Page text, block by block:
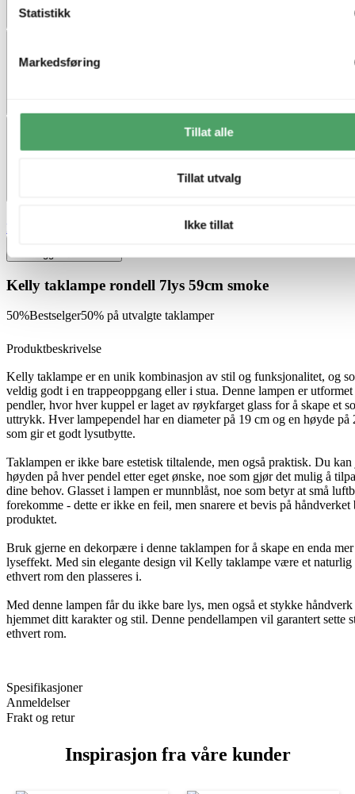
Statistikk
Markedsføring
Tillat alle
Tillat utvalg
Ikke tillat
Nova Life
Kelly taklampe rondell 7lys 59cm smoke
50%Bestselger50% på utvalgte taklamper
Produktbeskrivelse
Kelly taklampe er en unik kombinasjon av stil og funksjonalitet, og
veldig godt i en trappeoppgang eller i stua. Denne lampen er
pendler, hvor hver kuppel er laget av røykfarget glass for å skape et
uttrykk. Hver lampependel har en diameter på 19 cm og en høyde på
som gir et godt lysutbytte.
Taklampen er ikke bare estetisk tiltalende, men også praktisk. Du kan
høyden på hver pendel etter eget ønske, noe som gjør det mulig å
dine behov. Glasset i lampen er munnblåst, noe som betyr at små
forekomme - dette er ikke en feil, men snarere et bevis på håndverket
produktet.
Bruk gjerne en dekorpære i denne taklampen for å skape en enda
lyseffekt. Med sin elegante design vil Kelly taklampe være et
ethvert rom den plasseres i.
Med denne lampen får du ikke bare lys, men også et stykke
hjemmet ditt karakter og stil. Denne pendellampen vil garantert sette
ethvert rom.
Spesifikasjoner
Anmeldelser
Frakt og retur
Inspirasjon fra våre kunder